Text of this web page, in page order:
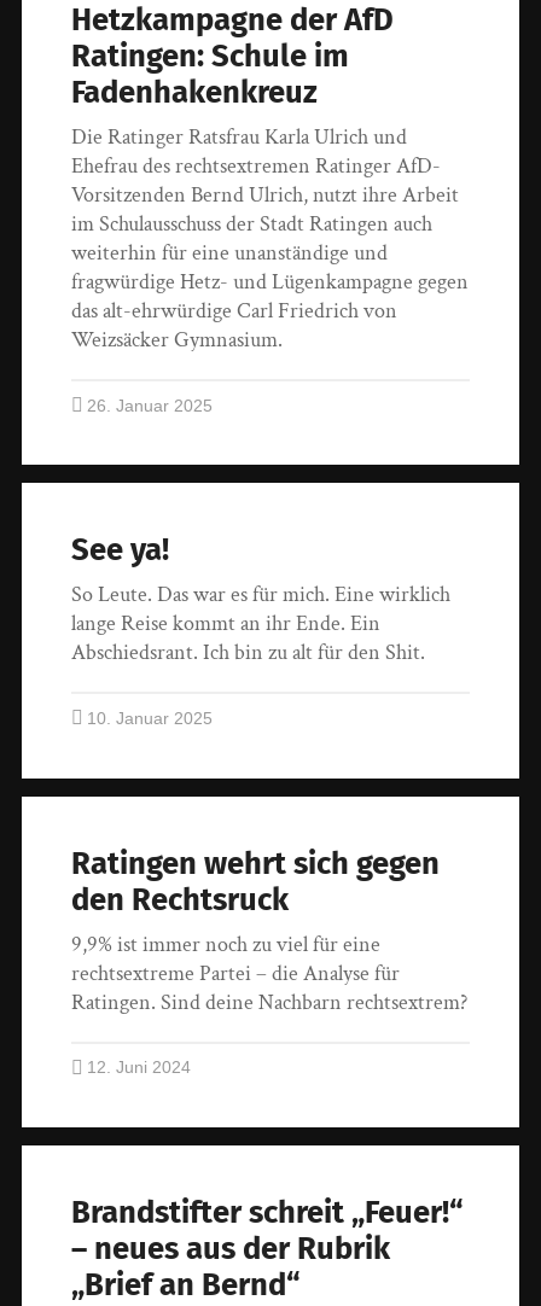
Hetzkampagne der AfD
Ratingen: Schule im
Fadenhakenkreuz
Die Ratinger Ratsfrau Karla Ulrich und
Ehefrau des rechtsextremen Ratinger AfD-
Vorsitzenden Bernd Ulrich, nutzt ihre Arbeit
im Schulausschuss der Stadt Ratingen auch
weiterhin für eine unanständige und
fragwürdige Hetz- und Lügenkampagne gegen
das alt-ehrwürdige Carl Friedrich von
Weizsäcker Gymnasium.
26. Januar 2025
See ya!
So Leute. Das war es für mich. Eine wirklich
lange Reise kommt an ihr Ende. Ein
Abschiedsrant. Ich bin zu alt für den Shit.
10. Januar 2025
Ratingen wehrt sich gegen
den Rechtsruck
9,9% ist immer noch zu viel für eine
rechtsextreme Partei – die Analyse für
Ratingen. Sind deine Nachbarn rechtsextrem?
12. Juni 2024
Brandstifter schreit „Feuer!“
– neues aus der Rubrik
„Brief an Bernd“